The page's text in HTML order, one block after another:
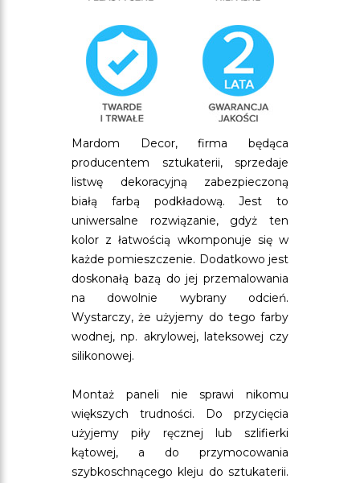
Mardom Decor, firma będąca
producentem sztukaterii, sprzedaje
listwę dekoracyjną zabezpieczoną
białą farbą podkładową. Jest to
uniwersalne rozwiązanie, gdyż ten
kolor z łatwością wkomponuje się w
każde pomieszczenie. Dodatkowo jest
doskonałą bazą do jej przemalowania
na dowolnie wybrany odcień.
Wystarczy, że użyjemy do tego farby
wodnej, np. akrylowej, lateksowej czy
silikonowej.
Montaż paneli nie sprawi nikomu
większych trudności. Do przycięcia
użyjemy piły ręcznej lub szlifierki
kątowej, a do przymocowania
szybkoschnącego kleju do sztukaterii.